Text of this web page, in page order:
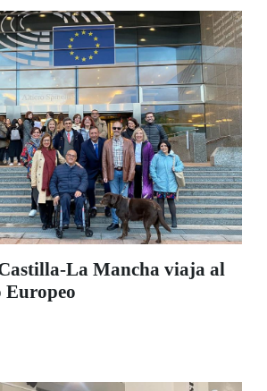
La Mancha viaja al
Europeo